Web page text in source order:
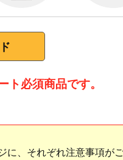
必須商品です。
、それぞれ注意事項がご